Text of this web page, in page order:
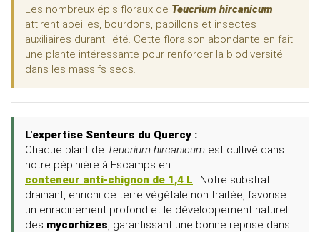
Les nombreux épis floraux de Teucrium hircanicum
attirent abeilles, bourdons, papillons et insectes
auxiliaires durant l'été. Cette floraison abondante en fait
une plante intéressante pour renforcer la biodiversité
dans les massifs secs.
L'expertise Senteurs du Quercy :
Chaque plant de Teucrium hircanicum est cultivé dans
notre pépinière à Escamps en
conteneur anti-chignon de 1,4 L . Notre substrat
drainant, enrichi de terre végétale non traitée, favorise
un enracinement profond et le développement naturel
des mycorhizes, garantissant une bonne reprise dans